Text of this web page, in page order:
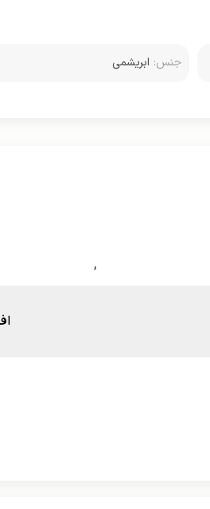
جنس: ابریشمی
,